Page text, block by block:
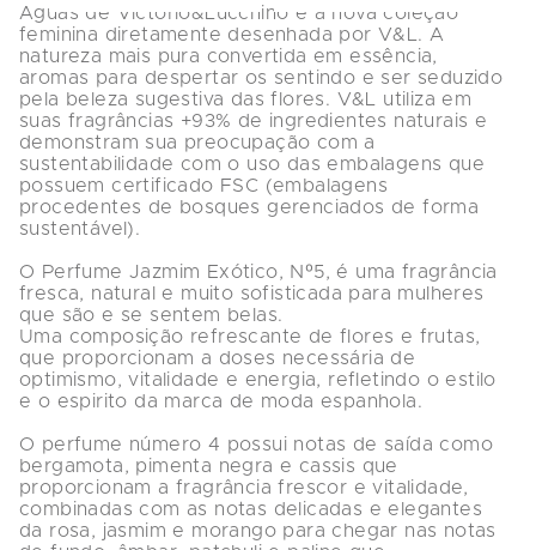
Eau de Toilette -
Feminino - 150ml
de Toilette -
Feminino - 150ml
Aguas de Victorio&Lucchino é a nova coleção
feminina diretamente desenhada por V&L. A
natureza mais pura convertida em essência,
aromas para despertar os sentindo e ser seduzido
pela beleza sugestiva das flores. V&L utiliza em
suas fragrâncias +93% de ingredientes naturais e
demonstram sua preocupação com a
sustentabilidade com o uso das embalagens que
possuem certificado FSC (embalagens
procedentes de bosques gerenciados de forma
sustentável).
O Perfume Jazmim Exótico, Nº5, é uma fragrância
fresca, natural e muito sofisticada para mulheres
que são e se sentem belas.
Uma composição refrescante de flores e frutas,
que proporcionam a doses necessária de
optimismo, vitalidade e energia, refletindo o estilo
e o espirito da marca de moda espanhola.
O perfume número 4 possui notas de saída como
bergamota, pimenta negra e cassis que
proporcionam a fragrância frescor e vitalidade,
combinadas com as notas delicadas e elegantes
da rosa, jasmim e morango para chegar nas notas